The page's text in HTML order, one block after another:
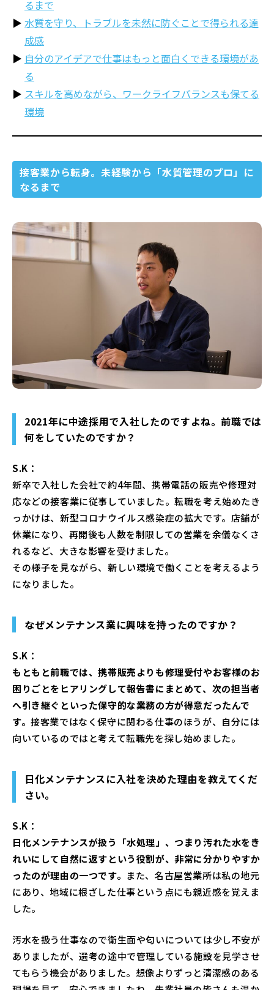
るまで
水質を守り、トラブルを未然に防ぐことで得られる達
成感
自分のアイデアで仕事はもっと面白くできる環境があ
る
スキルを高めながら、ワークライフバランスも保てる
環境
接客業から転身。未経験から「水質管理のプロ」に
なるまで
2021年に中途採用で入社したのですよね。前職では
何をしていたのですか？
S.K：
新卒で入社した会社で約4年間、携帯電話の販売や修理対
応などの接客業に従事していました。転職を考え始めたき
っかけは、新型コロナウイルス感染症の拡大です。店舗が
休業になり、再開後も人数を制限しての営業を余儀なくさ
れるなど、大きな影響を受けました。
その様子を見ながら、新しい環境で働くことを考えるよう
になりました。
なぜメンテナンス業に興味を持ったのですか？
S.K：
もともと前職では、携帯販売よりも修理受付やお客様のお
困りごとをヒアリングして報告書にまとめて、次の担当者
へ引き継ぐといった保守的な業務の方が得意だったんで
す。接客業ではなく保守に関わる仕事のほうが、自分には
向いているのではと考えて転職先を探し始めました。
日化メンテナンスに入社を決めた理由を教えてくだ
さい。
S.K：
日化メンテナンスが扱う「水処理」、つまり汚れた水をき
れいにして自然に返すという役割が、非常に分かりやすか
ったのが理由の一つです。 また、名古屋営業所は私の地元
にあり、地域に根ざした仕事という点にも親近感を覚えま
した。
汚水を扱う仕事なので衛生面や匂いについては少し不安が
ありましたが、選考の途中で管理している施設を見学させ
てもらう機会がありました。想像よりずっと清潔感のある